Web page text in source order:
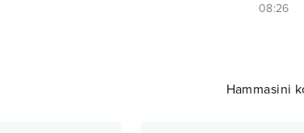
08:26
Hammasini